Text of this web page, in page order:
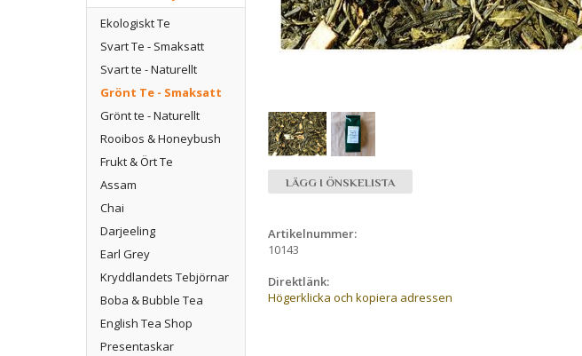
Ekologiskt Te
Svart Te - Smaksatt
Svart te - Naturellt
Grönt Te - Smaksatt
Grönt te - Naturellt
Rooibos & Honeybush
Frukt & Ört Te
Assam
Chai
Darjeeling
Earl Grey
Kryddlandets Tebjörnar
Boba & Bubble Tea
English Tea Shop
Presentaskar
LÄGG I ÖNSKELISTA
Artikelnummer:
10143
Direktlänk:
Högerklicka och kopiera adressen